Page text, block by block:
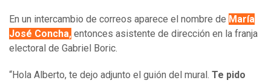
En un intercambio de correos aparece el nombre de María
José Concha, entonces asistente de dirección en la franja
electoral de Gabriel Boric.
“Hola Alberto, te dejo adjunto el guión del mural. Te pido